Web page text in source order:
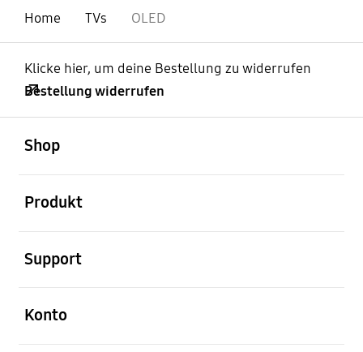
Home TVs OLED
Klicke hier, um deine Bestellung zu widerrufen
Bestellung widerrufen
Shop
Produkt
Support
Konto